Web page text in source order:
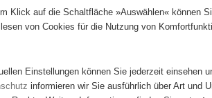
Initiativen Projekte
100 Suchergebnisse
Klick auf die Schaltfläche »Auswählen« können
von Cookies für die Nutzung von
Einstellungen können Sie jederzeit einsehen
informieren wir Sie ausführlich über Art und